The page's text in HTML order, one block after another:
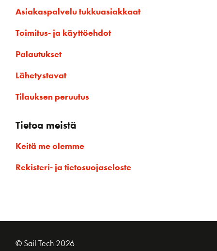
Asiakaspalvelu tukkuasiakkaat
Toimitus- ja käyttöehdot
Palautukset
Lähetystavat
Tilauksen peruutus
Tietoa meistä
Keitä me olemme
Rekisteri- ja tietosuojaseloste
© Sail Tech 2026